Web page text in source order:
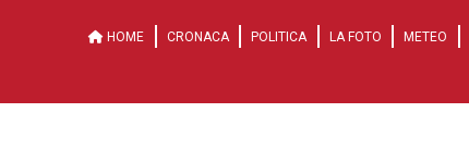
HOME CRONACA POLITICA LA FOTO METEO